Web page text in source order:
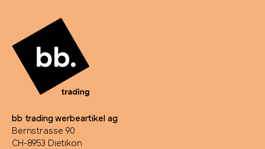
bb trading werbeartikel ag
Bernstrasse 90
CH-8953 Dietikon
Stanley 1913
SWIZA®
Terra Verde